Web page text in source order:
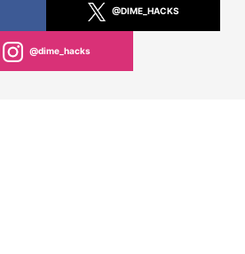
@DIME_HACKS
@dime_hacks